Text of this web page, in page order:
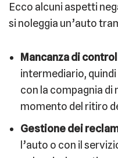
Ecco alcuni aspetti
si noleggia un’auto
Mancanza di
intermediario,
con la compagnia di
momento del ritiro
Gestione dei
l’auto o con il